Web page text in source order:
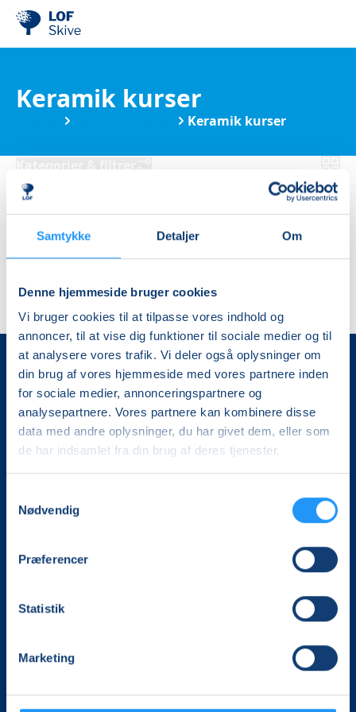
Samtykke Detaljer Om
Denne hjemmeside bruger cookies
Vi bruger cookies til at tilpasse vores indhold og
annoncer, til at vise dig funktioner til sociale medier og til
at analysere vores trafik. Vi deler også oplysninger om
din brug af vores hjemmeside med vores partnere inden
for sociale medier, annonceringspartnere og
analysepartnere. Vores partnere kan kombinere disse
data med andre oplysninger, du har givet dem, eller som
de har indsamlet fra din brug af deres tjenester.
Nødvendig
Præferencer
Statistik
Marketing
Keramik kurser
Keramik kurser
Kategorier & filtrer
Det, der er vigtigt for samfundet, er vigtigt for os
Vi skaber rammerne for meningsfulde møder mellem
foredrag og oplevelser.
Frilandsvej 60
CVR. 70322111
Tlf. 2126 3566